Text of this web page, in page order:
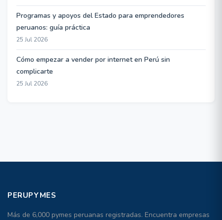
Programas y apoyos del Estado para emprendedores
peruanos: guía práctica
25 Jul 2026
Cómo empezar a vender por internet en Perú sin
complicarte
25 Jul 2026
PERUPYMES
Más de 6,000 pymes peruanas registradas. Encuentra empresas